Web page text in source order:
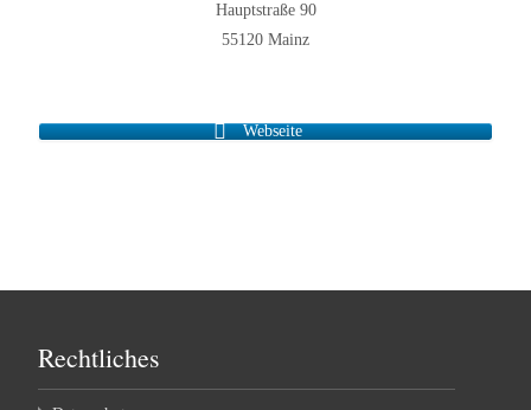
Hauptstraße 90
55120 Mainz
Webseite
Rechtliches